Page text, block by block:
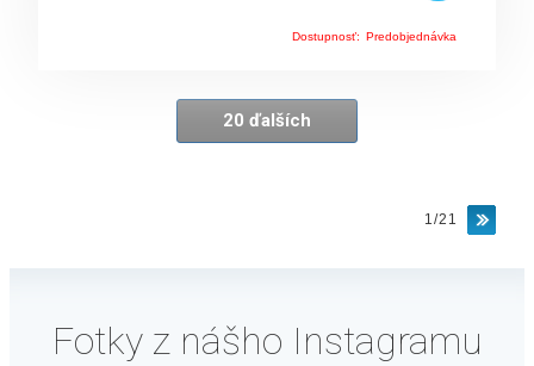
Dostupnosť: Predobjednávka
20 ďalších
1/21
Fotky z nášho Instagramu